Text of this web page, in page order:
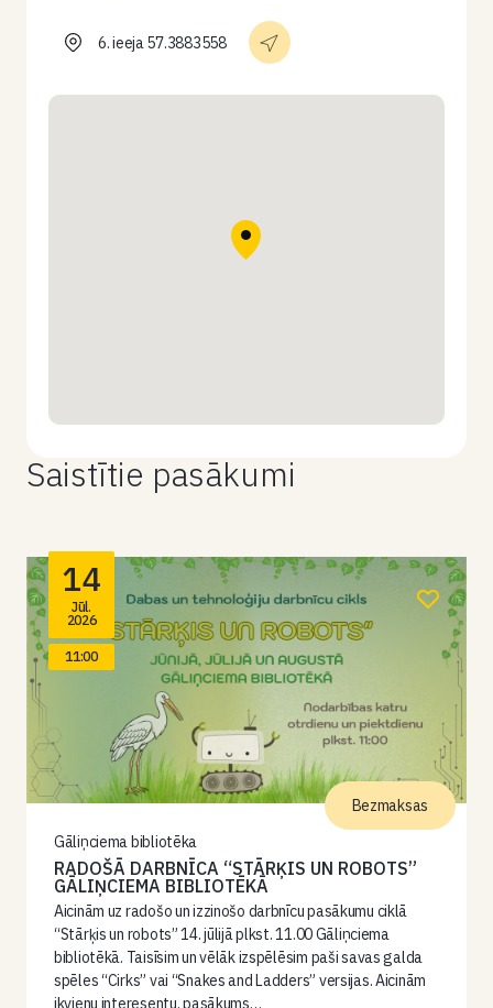
6. ieeja 57.3883558
Saistītie pasākumi
14
Jūl.
2026
11:00
Gāliņciema bibliotēka
RADOŠĀ DARBNĪCA “STĀRĶIS UN ROBOTS”
GĀLIŅCIEMA BIBLIOTĒKĀ
Aicinām uz radošo un izzinošo darbnīcu pasākumu ciklā
“Stārķis un robots” 14. jūlijā plkst. 11.00 Gāliņciema
bibliotēkā. Taisīsim un vēlāk izspēlēsim paši savas galda
spēles “Cirks” vai “Snakes and Ladders” versijas. Aicinām
ikvienu interesentu, pasākums…
Bezmaksas